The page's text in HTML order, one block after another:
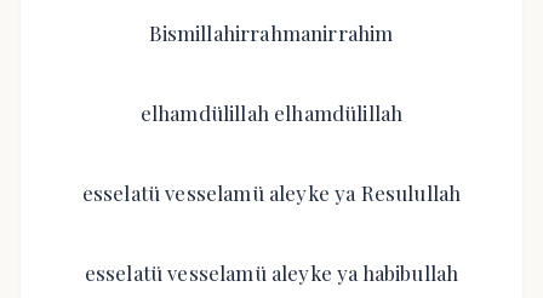
Bismillahirrahmanirrahim
elhamdülillah elhamdülillah
esselatü vesselamü aleyke ya Resulullah
esselatü vesselamü aleyke ya habibullah